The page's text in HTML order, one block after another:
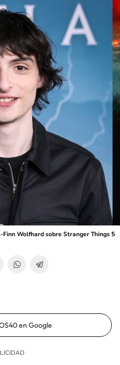
Finn Wolfhard sobre Stranger Things 5
en Google